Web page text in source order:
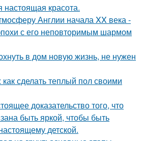
настоящая красота.
Англии начала XX века -
с его неповторимым шармом
в дом новую жизнь, не нужен
сделать теплый пол своими
доказательство того, что
быть яркой, чтобы быть
детской.